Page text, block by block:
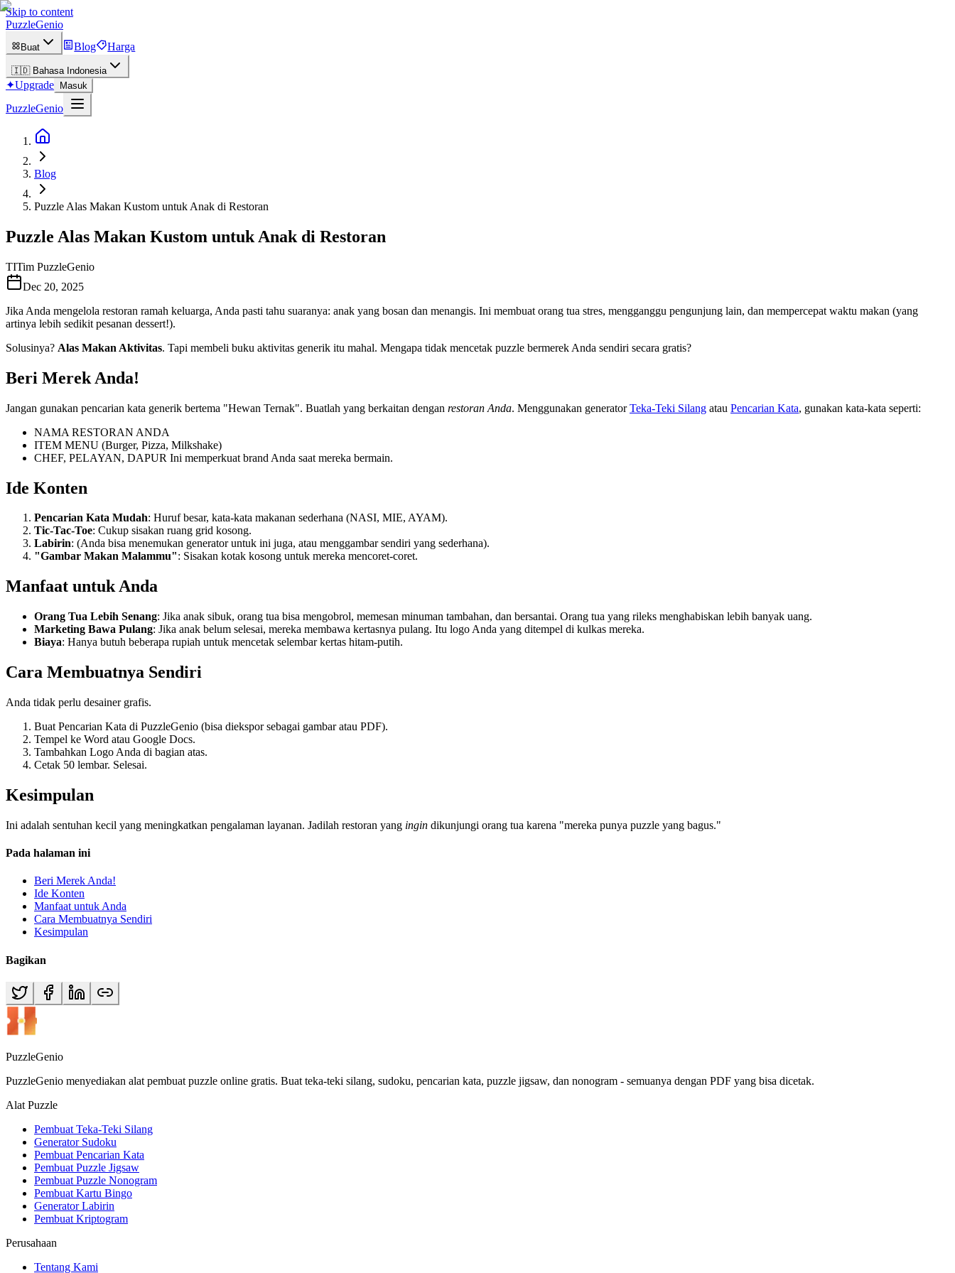
Skip to content
PuzzleGenio
Buat Blog Harga
🇮🇩 Bahasa Indonesia
✦Upgrade Masuk
PuzzleGenio
Blog
Puzzle Alas Makan Kustom untuk Anak di Restoran
Puzzle Alas Makan Kustom untuk Anak di Restoran
TITim PuzzleGenio
Dec 20, 2025
Jika Anda mengelola restoran ramah keluarga, Anda pasti tahu suaranya: anak yang bosan dan menangis. Ini membuat orang tua stres, mengganggu pengunjung lain, dan mempercepat waktu makan (yang
artinya lebih sedikit pesanan dessert!).
Solusinya? Alas Makan Aktivitas. Tapi membeli buku aktivitas generik itu mahal. Mengapa tidak mencetak puzzle bermerek Anda sendiri secara gratis?
Beri Merek Anda!
Jangan gunakan pencarian kata generik bertema "Hewan Ternak". Buatlah yang berkaitan dengan restoran Anda. Menggunakan generatorTeka-Teki Silang atau Pencarian Kata, gunakan kata-kata seperti:
NAMA RESTORAN ANDA
ITEM MENU (Burger, Pizza, Milkshake)
CHEF, PELAYAN, DAPUR Ini memperkuat brand Anda saat mereka bermain.
Ide Konten
Pencarian Kata Mudah: Huruf besar, kata-kata makanan sederhana (NASI, MIE, AYAM).
Tic-Tac-Toe: Cukup sisakan ruang grid kosong.
Labirin: (Anda bisa menemukan generator untuk ini juga, atau menggambar sendiri yang sederhana).
"Gambar Makan Malammu": Sisakan kotak kosong untuk mereka mencoret-coret.
Manfaat untuk Anda
Orang Tua Lebih Senang: Jika anak sibuk, orang tua bisa mengobrol, memesan minuman tambahan, dan bersantai. Orang tua yang rileks menghabiskan lebih banyak uang.
Marketing Bawa Pulang: Jika anak belum selesai, mereka membawa kertasnya pulang. Itu logo Anda yang ditempel di kulkas mereka.
Biaya: Hanya butuh beberapa rupiah untuk mencetak selembar kertas hitam-putih.
Cara Membuatnya Sendiri
Anda tidak perlu desainer grafis.
Buat Pencarian Kata di PuzzleGenio (bisa diekspor sebagai gambar atau PDF).
Tempel ke Word atau Google Docs.
Tambahkan Logo Anda di bagian atas.
Cetak 50 lembar. Selesai.
Kesimpulan
Ini adalah sentuhan kecil yang meningkatkan pengalaman layanan. Jadilah restoran yang ingin dikunjungi orang tua karena "mereka punya puzzle yang bagus."
Pada halaman ini
Beri Merek Anda!
Ide Konten
Manfaat untuk Anda
Cara Membuatnya Sendiri
Kesimpulan
Bagikan
PuzzleGenio
PuzzleGenio menyediakan alat pembuat puzzle online gratis. Buat teka-teki silang, sudoku, pencarian kata, puzzle jigsaw, dan nonogram - semuanya dengan PDF yang bisa dicetak.
Alat Puzzle
Pembuat Teka-Teki Silang
Generator Sudoku
Pembuat Pencarian Kata
Pembuat Puzzle Jigsaw
Pembuat Puzzle Nonogram
Pembuat Kartu Bingo
Generator Labirin
Pembuat Kriptogram
Perusahaan
Tentang Kami